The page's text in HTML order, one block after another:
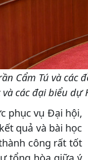
Cẩm Tú và các
các đại biểu dự
phục vụ Đại hội,
quả và bài học
công rất tốt